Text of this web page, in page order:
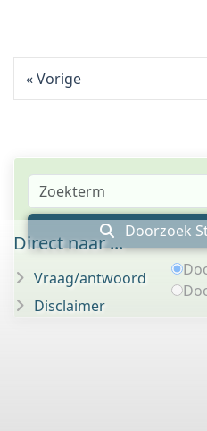
Vorige
Doorzoek
Direct naar ...
Vraag/antwoord
Disclaimer